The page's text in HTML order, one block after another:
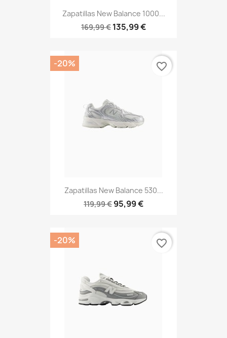
Zapatillas New Balance 1000...
169,99 € 135,99 €
Zapatillas New Balance 530...
119,99 € 95,99 €
-20% favorite_border
-20% favorite_border